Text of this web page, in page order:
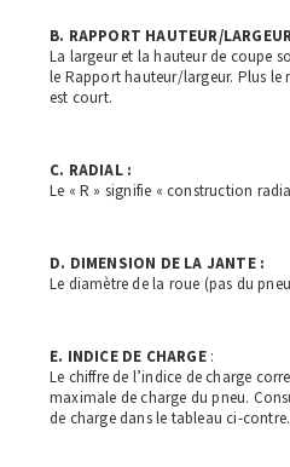
B. RAPPORT HAUTEUR/
La largeur et la hauteur de coupe
le Rapport hauteur/largeur. Plus le
est court.
C. RADIAL :
Le « R » signifie « construction
D. DIMENSION DE LA JANTE :
Le diamètre de la roue (pas du
E. INDICE DE CHARGE :
Le chiffre de l’indice de charge
maximale de charge du pneu.
de charge dans le tableau ci-contre.